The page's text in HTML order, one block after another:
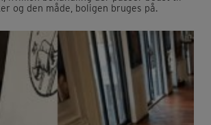
og den måde, boligen bruges på.